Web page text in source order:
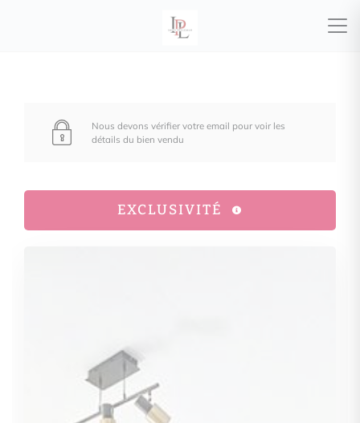
Nous devons vérifier votre email pour voir les
détails du bien vendu
EXCLUSIVITÉ